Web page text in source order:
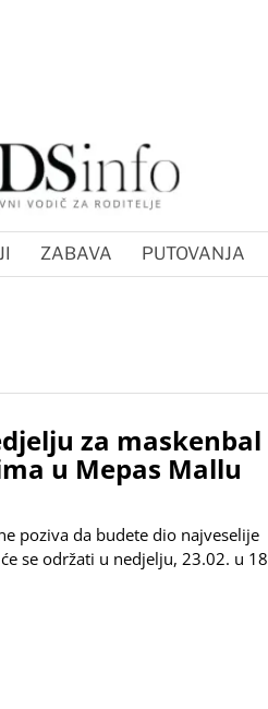
ZABAVA PUTOVANJA
za maskenbal
u Mepas Mallu
poziva da budete dio najveselije
se održati u nedjelju, 23.02. u